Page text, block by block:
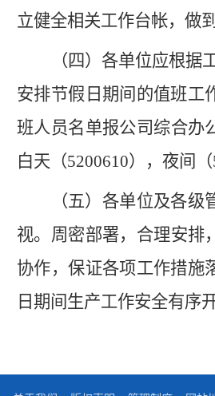
立健全相关工作台帐，做
（四）各单位应根据
安排节假日期间的值班工
班人员名单报公司综合办
白天 （5200610），夜间 （
（五）各单位及各
视。 周密部署，合理安排
协作，保证各项工作措施
日 期间生产工作安全有序开